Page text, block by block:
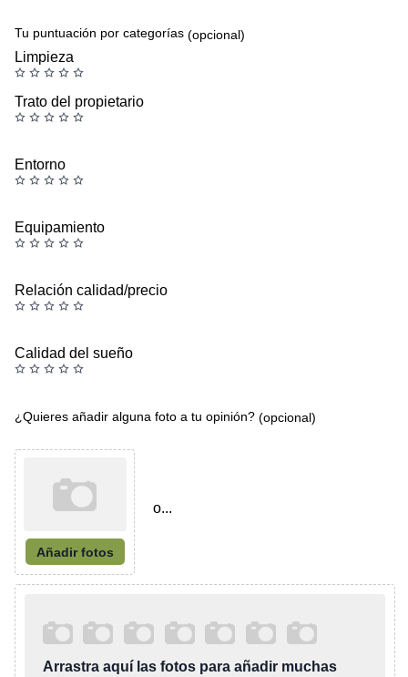
Tu puntuación por categorías (opcional)
Limpieza
Trato del propietario
Entorno
Equipamiento
Relación calidad/precio
Calidad del sueño
¿Quieres añadir alguna foto a tu opinión? (opcional)
Añadir fotos
o...
Arrastra aquí las fotos para añadir muchas